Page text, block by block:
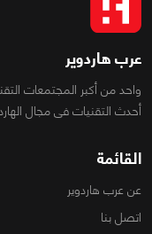
عرب هاردوير
واحد من أكبر المجتمعات
أحدث التقنيات فى مجال
القائمة
عن عرب هاردوير
اتصل بنا